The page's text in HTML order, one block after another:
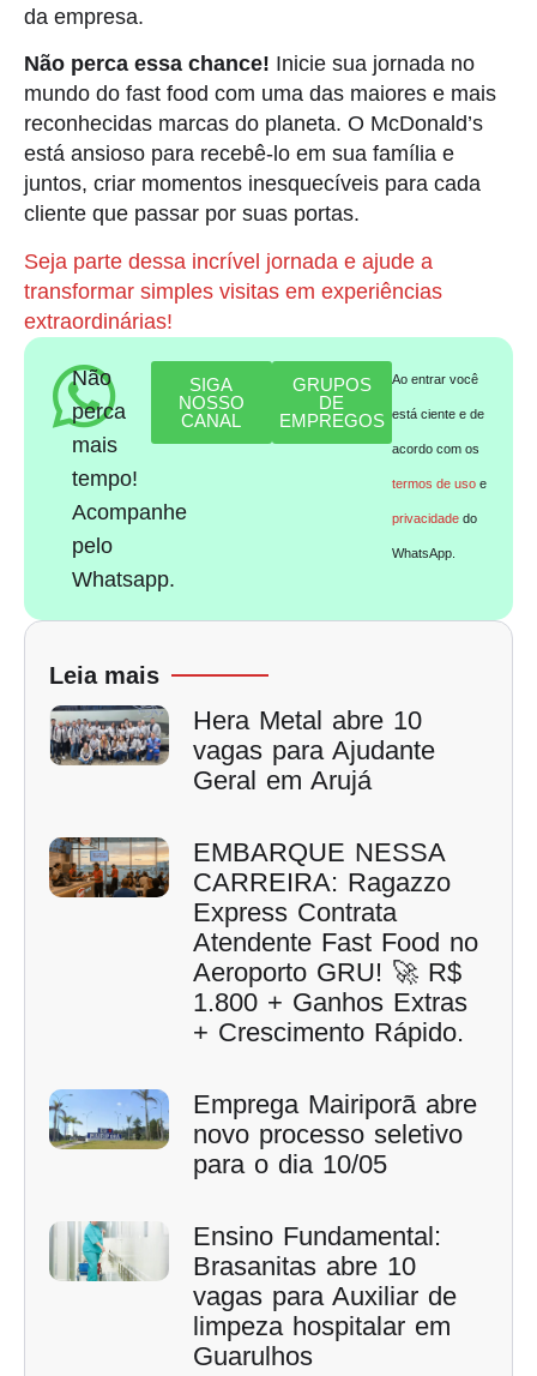
da empresa.
Não perca essa chance! Inicie sua jornada no
mundo do fast food com uma das maiores e mais
reconhecidas marcas do planeta. O McDonald’s
está ansioso para recebê-lo em sua família e
juntos, criar momentos inesquecíveis para cada
cliente que passar por suas portas.
Seja parte dessa incrível jornada e ajude a
transformar simples visitas em experiências
extraordinárias!
Não
perca
mais
tempo!
Acompanhe
pelo
Whatsapp.
SIGA
NOSSO
CANAL
GRUPOS
DE
EMPREGOS
Ao entrar você
está ciente e de
acordo com os
termos de uso e
privacidade do
WhatsApp.
Leia mais
Hera Metal abre 10
vagas para Ajudante
Geral em Arujá
EMBARQUE NESSA
CARREIRA: Ragazzo
Express Contrata
Atendente Fast Food no
Aeroporto GRU! 🚀 R$
1.800 + Ganhos Extras
+ Crescimento Rápido.
Emprega Mairiporã abre
novo processo seletivo
para o dia 10/05
Ensino Fundamental:
Brasanitas abre 10
vagas para Auxiliar de
limpeza hospitalar em
Guarulhos